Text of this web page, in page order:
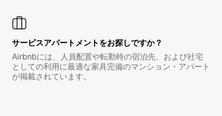
サービスアパートメントをお探しですか？
Airbnbには、人員配置や転勤時の宿泊先、および社宅
としての利用に最適な家具完備のマンション・アパート
が掲載されています。